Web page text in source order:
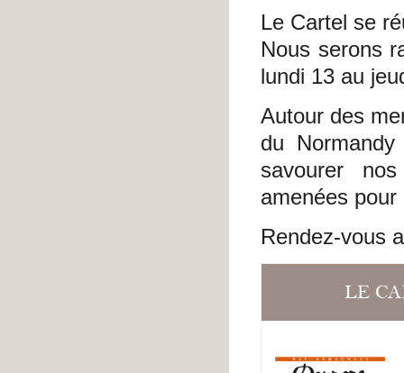
Le Cartel se
Nous serons
lundi 13 au
Autour des
du
savourer
amenées pour
Rendez-vous